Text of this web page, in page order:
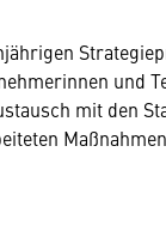
und
mit den